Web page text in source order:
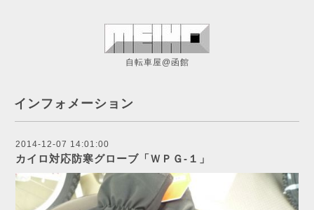
自転車屋@函館
インフォメーション
2014-12-07 14:01:00
カイロ対応防寒グローブ「ＷＰＧ-１」